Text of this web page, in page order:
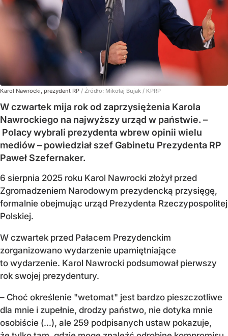
Karol Nawrocki, prezydent RP / Źródło: Mikołaj Bujak / KPRP
W czwartek mija rok od zaprzysiężenia Karola
Nawrockiego na najwyższy urząd w państwie. –
Polacy wybrali prezydenta wbrew opinii wielu
mediów – powiedział szef Gabinetu Prezydenta RP
Paweł Szefernaker.
6 sierpnia 2025 roku Karol Nawrocki złożył przed
Zgromadzeniem Narodowym prezydencką przysięgę,
formalnie obejmując urząd Prezydenta Rzeczypospolitej
Polskiej.
W czwartek przed Pałacem Prezydenckim
zorganizowano wydarzenie upamiętniające
to wydarzenie. Karol Nawrocki podsumował pierwszy
rok swojej prezydentury.
– Choć określenie "wetomat" jest bardzo pieszczotliwe
dla mnie i zupełnie, drodzy państwo, nie dotyka mnie
osobiście (…), ale 259 podpisanych ustaw pokazuje,